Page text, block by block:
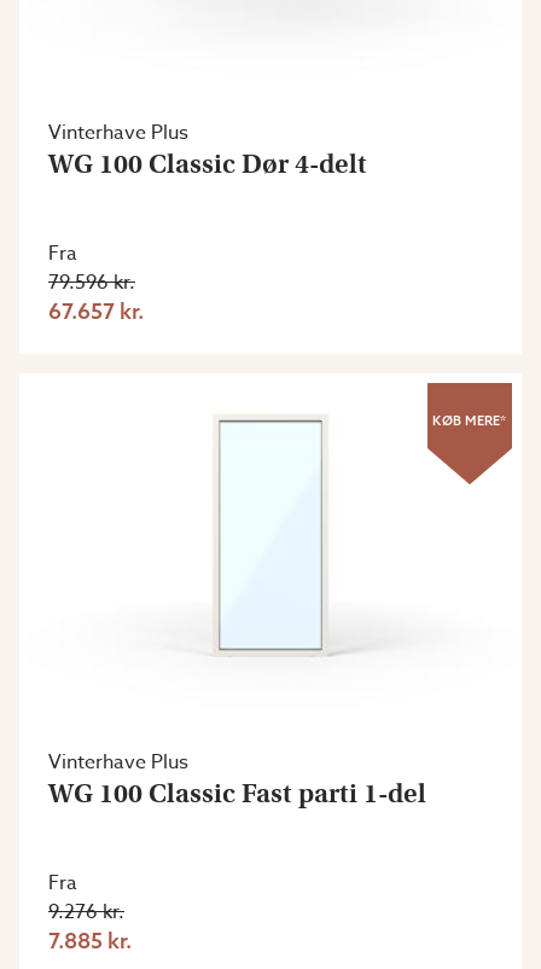
Vinterhave Plus
WG 100 Classic Dør 4-delt
Fra
79.596 kr.
67.657 kr.
KØB MERE*
Vinterhave Plus
WG 100 Classic Fast parti 1-del
Fra
9.276 kr.
7.885 kr.